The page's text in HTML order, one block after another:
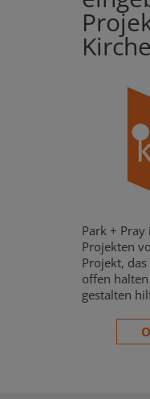
Kirche
Park +
Projekten
Projekt,
offen
gestalten